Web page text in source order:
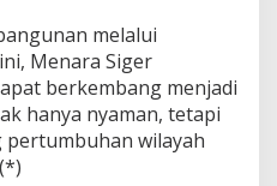
melalui
Menara Siger
berkembang menjadi
hanya nyaman, tetapi
wilayah